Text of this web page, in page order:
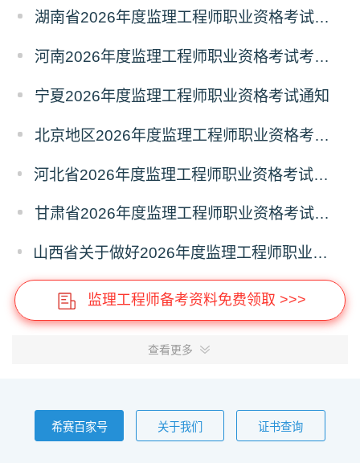
湖南省2026年度监理工程师职业资格考试考务通知
河南2026年度监理工程师职业资格考试考务工作通知
宁夏2026年度监理工程师职业资格考试通知
北京地区2026年度监理工程师职业资格考试报名提示
河北省2026年度监理工程师职业资格考试考务工作通知
甘肃省2026年度监理工程师职业资格考试报名通知
山西省关于做好2026年度监理工程师职业资格考试考务工作的通知
监理工程师备考资料免费领取 >>>
查看更多
希赛百家号 关于我们 证书查询